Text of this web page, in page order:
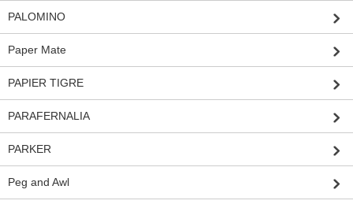
PALOMINO
Paper Mate
PAPIER TIGRE
PARAFERNALIA
PARKER
Peg and Awl